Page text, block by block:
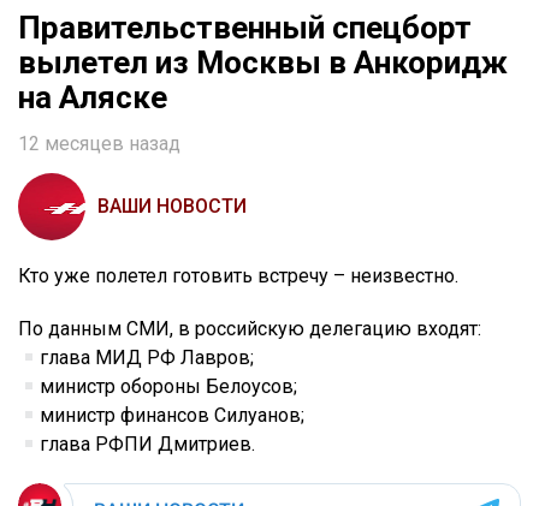
Правительственный спецборт
вылетел из Москвы в Анкоридж
на Аляске
12 месяцев назад
ВАШИ НОВОСТИ
Кто уже полетел готовить встречу – неизвестно.
По данным СМИ, в российскую делегацию входят:
глава МИД РФ Лавров;
министр обороны Белоусов;
министр финансов Силуанов;
глава РФПИ Дмитриев.